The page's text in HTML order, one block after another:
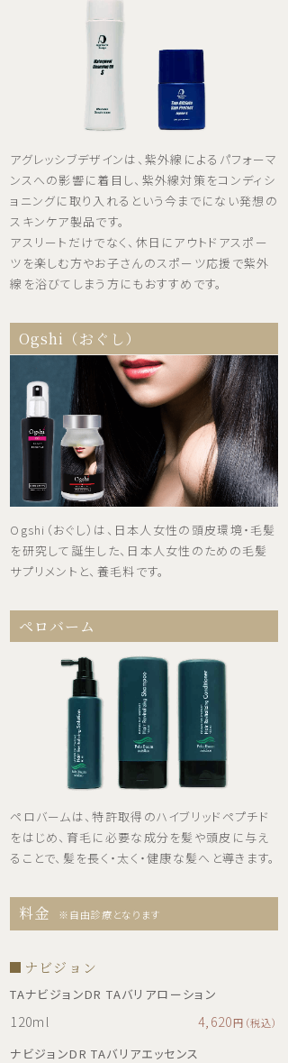
アグレッシブデザインは、紫外線によるパフォーマ
ンスへの影響に着目し、紫外線対策をコンディシ
ョニングに取り入れるという今までにない発想の
スキンケア製品です。
アスリートだけでなく、休日にアウトドアスポー
ツを楽しむ方やお子さんのスポーツ応援で紫外
線を浴びてしまう方にもおすすめです。
Ogshi（おぐし）
Ogshi（おぐし）は、日本人女性の頭皮環境・毛髪
を研究して誕生した、日本人女性のための毛髪
サプリメントと、養毛料です。
ペロバーム
ペロバームは、特許取得のハイブリッドペプチド
をはじめ、育毛に必要な成分を髪や頭皮に与え
ることで、髪を長く・太く・健康な髪へと導きます。
料金 ※自由診療となります
ナビジョン
TAナビジョンDR TAバリアローション
120ml 4,620円（税込）
ナビジョンDR TAバリアエッセンス